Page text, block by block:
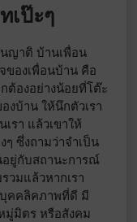
เป๊ะๆ
นญาติ บ้านเพื่อน
ของเพื่อนบ้าน คือ
ต้องอย่างน้อยที่โต๊ะ
งบ้าน ให้นึกตัวเรา
รา แล้วเขาให้
ๆ ซึ่งถามว่าจำเป็น
อยู่กับสถานะการณ์
วมแล้วหากเรา
คคลิคภาพที่ดี มี
มู่มิตร หรือสังคม